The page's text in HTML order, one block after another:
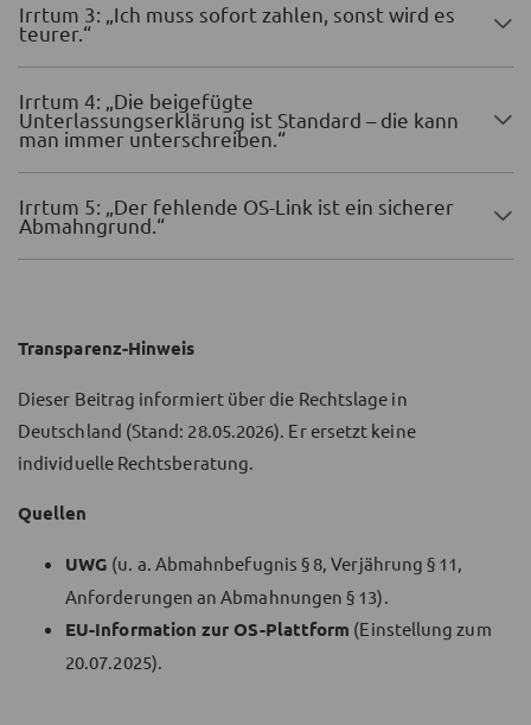
Irrtum 3: „Ich muss sofort zahlen, sonst wird es
teurer.“
Irrtum 4: „Die beigefügte
Unterlassungserklärung ist Standard – die kann
man immer unterschreiben.“
Irrtum 5: „Der fehlende OS-Link ist ein sicherer
Abmahngrund.“
Transparenz-Hinweis
Dieser Beitrag informiert über die Rechtslage in
Deutschland (Stand: 28.05.2026). Er ersetzt keine
individuelle Rechtsberatung.
Quellen
UWG (u. a. Abmahnbefugnis § 8, Verjährung § 11,
Anforderungen an Abmahnungen § 13).
EU-Information zur OS-Plattform (Einstellung zum
20.07.2025).